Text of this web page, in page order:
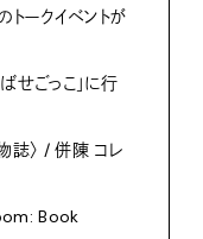
トークイベントが
せごっこ」に行
誌〉 / 併陳 コレ
Book